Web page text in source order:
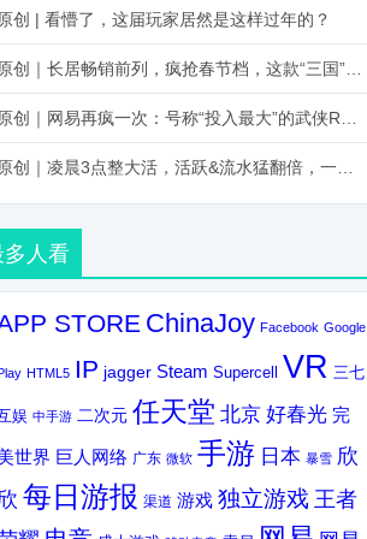
创 | 看懵了，这届玩家居然是这样过年的？
多人看
STORE ChinaJoy Facebook Google
HTML5 IP jagger Steam Supercell VR 三七
娱 中手游 二次元 任天堂 北京 好春光 完
世界 巨人网络 广东 微软 手游 日本 暴雪 欣
每日游报 渠道 游戏 独立游戏 王者